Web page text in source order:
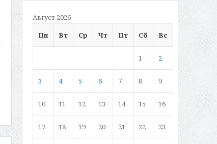
Август 2026
Пн
Вт Ср Чт Пт Сб Вс
1 2
3 4 5 6 7 8 9
10 11 12 13 14 15 16
17 18 19 20 21 22 23